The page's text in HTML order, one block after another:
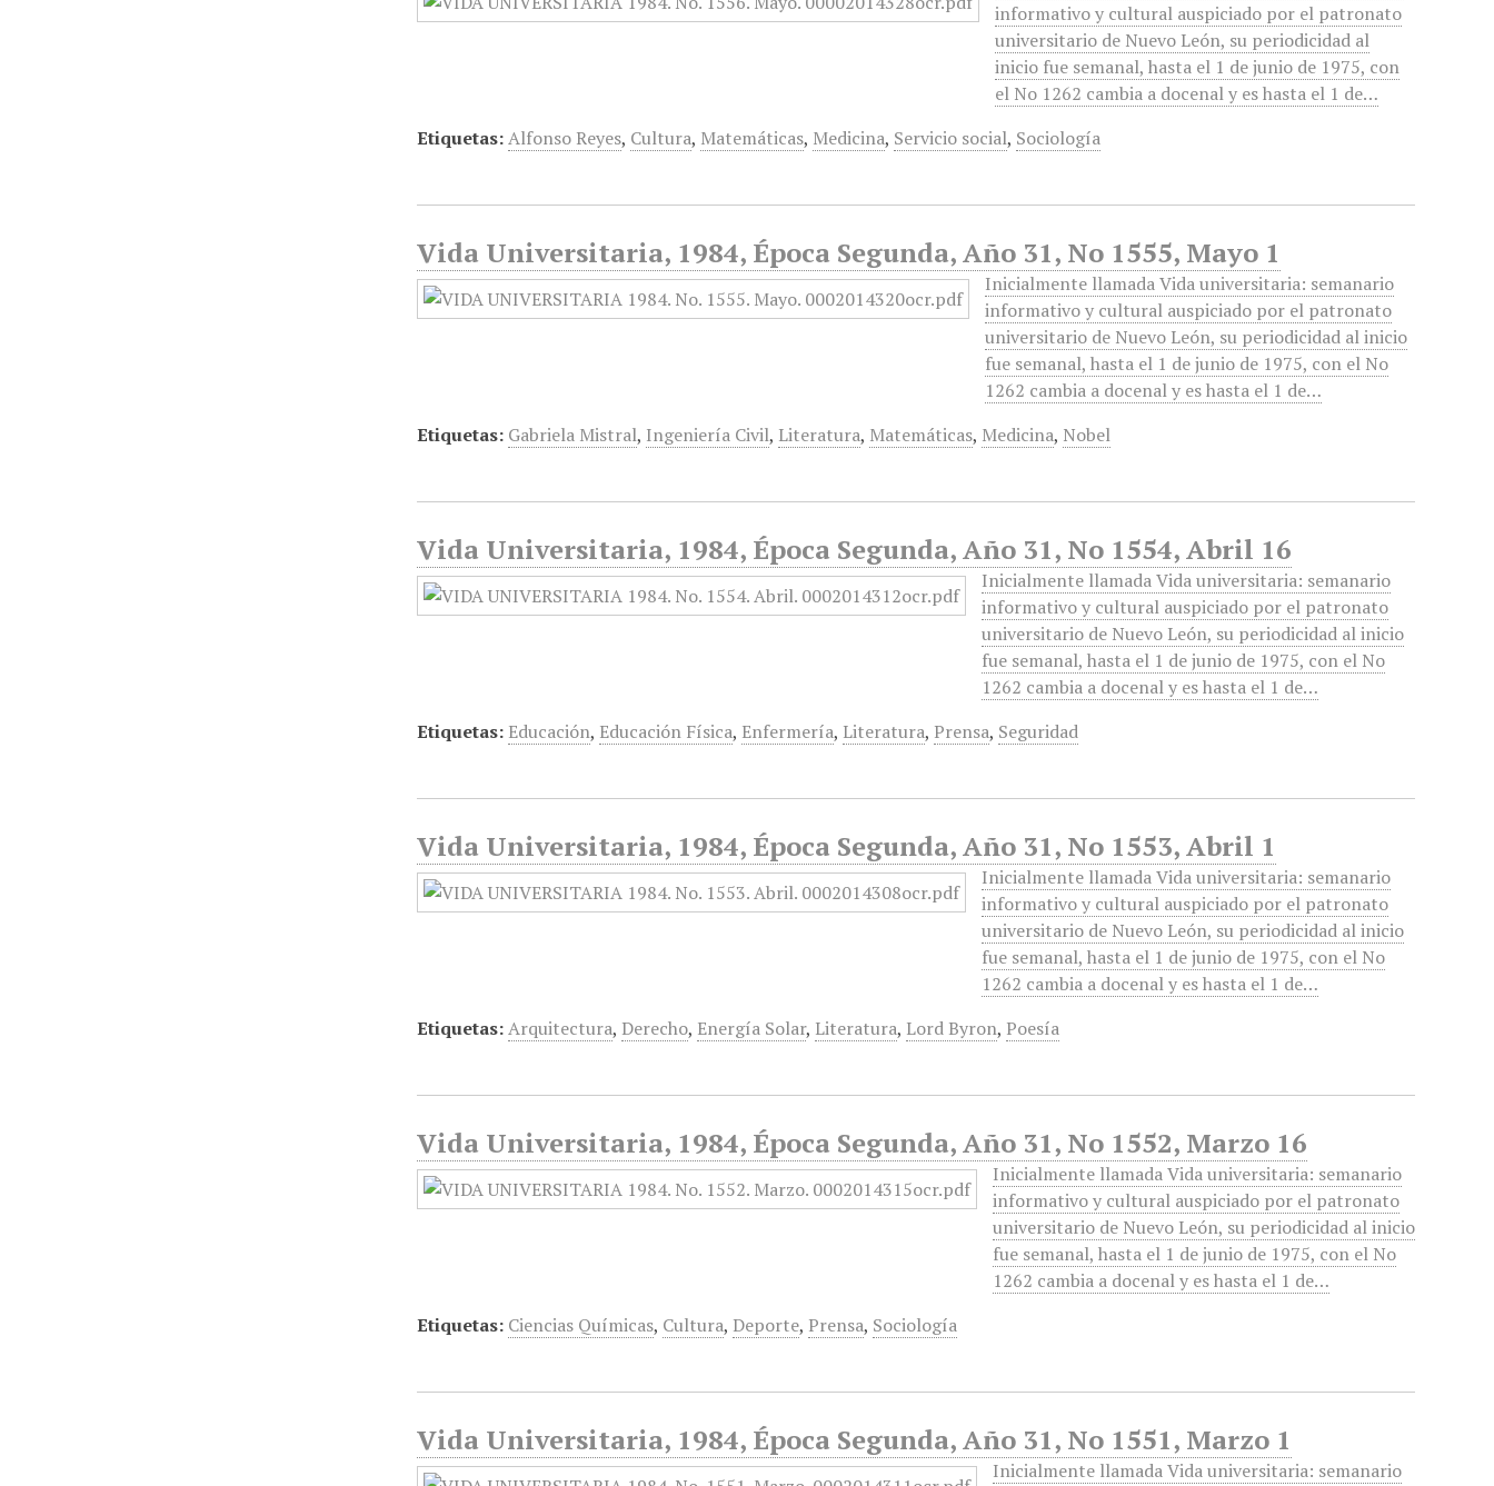
informativo y cultural auspiciado por el patronato
universitario de Nuevo León, su periodicidad al
inicio fue semanal, hasta el 1 de junio de 1975, con
el No 1262 cambia a docenal y es hasta el 1 de…
Etiquetas:Alfonso Reyes, Cultura, Matemáticas, Medicina, Servicio social, Sociología
Vida Universitaria, 1984, Época Segunda, Año 31, No 1555, Mayo 1
Inicialmente llamada Vida universitaria: semanario
informativo y cultural auspiciado por el patronato
universitario de Nuevo León, su periodicidad al inicio
fue semanal, hasta el 1 de junio de 1975, con el No
1262 cambia a docenal y es hasta el 1 de…
Etiquetas: Gabriela Mistral, Ingeniería Civil, Literatura, Matemáticas, Medicina, Nobel
Vida Universitaria, 1984, Época Segunda, Año 31, No 1554, Abril 16
Inicialmente llamada Vida universitaria: semanario
informativo y cultural auspiciado por el patronato
universitario de Nuevo León, su periodicidad al inicio
fue semanal, hasta el 1 de junio de 1975, con el No
1262 cambia a docenal y es hasta el 1 de…
Etiquetas: Educación, Educación Física, Enfermería, Literatura, Prensa, Seguridad
Vida Universitaria, 1984, Época Segunda, Año 31, No 1553, Abril 1
Inicialmente llamada Vida universitaria: semanario
informativo y cultural auspiciado por el patronato
universitario de Nuevo León, su periodicidad al inicio
fue semanal, hasta el 1 de junio de 1975, con el No
1262 cambia a docenal y es hasta el 1 de…
Etiquetas:Arquitectura, Derecho, Energía Solar, Literatura, Lord Byron, Poesía
Vida Universitaria, 1984, Época Segunda, Año 31, No 1552, Marzo 16
Inicialmente llamada Vida universitaria: semanario
informativo y cultural auspiciado por el patronato
universitario de Nuevo León, su periodicidad al inicio
fue semanal, hasta el 1 de junio de 1975, con el No
1262 cambia a docenal y es hasta el 1 de…
Etiquetas: Ciencias Químicas, Cultura, Deporte, Prensa, Sociología
Vida Universitaria, 1984, Época Segunda, Año 31, No 1551, Marzo 1
Inicialmente llamada Vida universitaria: semanario